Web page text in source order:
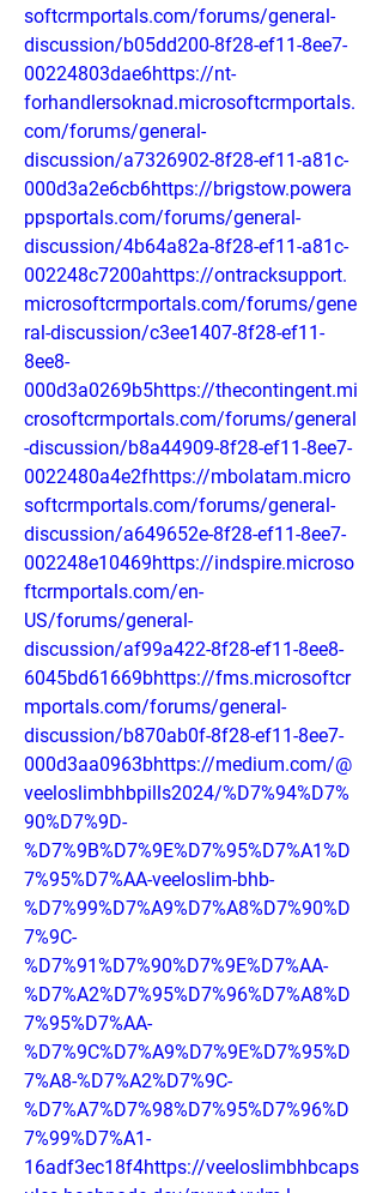
softcrmportals.com/forums/general-
discussion/b05dd200-8f28-ef11-8ee7-
00224803dae6https://nt-
forhandlersoknad.microsoftcrmportals.
com/forums/general-
discussion/a7326902-8f28-ef11-a81c-
000d3a2e6cb6https://brigstow.powera
ppsportals.com/forums/general-
discussion/4b64a82a-8f28-ef11-a81c-
002248c7200ahttps://ontracksupport.
microsoftcrmportals.com/forums/gene
ral-discussion/c3ee1407-8f28-ef11-
8ee8-
000d3a0269b5https://thecontingent.mi
crosoftcrmportals.com/forums/general
-discussion/b8a44909-8f28-ef11-8ee7-
0022480a4e2fhttps://mbolatam.micro
softcrmportals.com/forums/general-
discussion/a649652e-8f28-ef11-8ee7-
002248e10469https://indspire.microso
ftcrmportals.com/en-
US/forums/general-
discussion/af99a422-8f28-ef11-8ee8-
6045bd61669bhttps://fms.microsoftcr
mportals.com/forums/general-
discussion/b870ab0f-8f28-ef11-8ee7-
000d3aa0963bhttps://medium.com/@
veeloslimbhbpills2024/%D7%94%D7%
90%D7%9D-
%D7%9B%D7%9E%D7%95%D7%A1%D
7%95%D7%AA-veeloslim-bhb-
%D7%99%D7%A9%D7%A8%D7%90%D
7%9C-
%D7%91%D7%90%D7%9E%D7%AA-
%D7%A2%D7%95%D7%96%D7%A8%D
7%95%D7%AA-
%D7%9C%D7%A9%D7%9E%D7%95%D
7%A8-%D7%A2%D7%9C-
%D7%A7%D7%98%D7%95%D7%96%D
7%99%D7%A1-
16adf3ec18f4https://veeloslimbhbcaps